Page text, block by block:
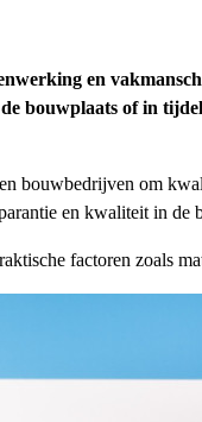
en
bouwplaats of in
bouwbedrijven om
en kwaliteit in de
factoren zoals